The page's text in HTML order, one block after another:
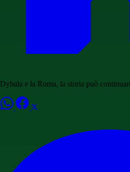
Dybala e la Roma, la storia può